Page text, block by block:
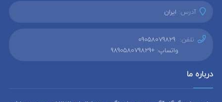
آدرس: ایران
تلفن: 09058079829
واتساپ: +989058079829
درباره ما